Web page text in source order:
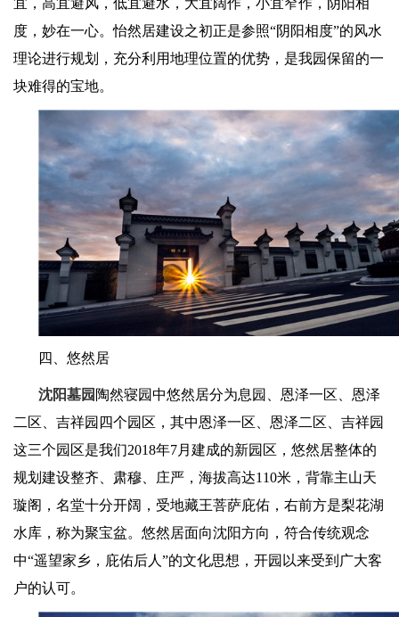
度，妙在一心。怡然居建设之初正是参照“阴阳相度”的风水
理论进行规划，充分利用地理位置的优势，是我园保留的一
块难得的宝地。
四、悠然居
沈阳墓园 陶然寝园中悠然居分为息园、恩泽一区、恩泽
二区、吉祥园四个园区，其中恩泽一区、恩泽二区、吉祥园
这三个园区是我们2018年7月建成的新园区，悠然居整体的
规划建设整齐、肃穆、庄严，海拔高达110米，背靠主山天
璇阁，名堂十分开阔，受地藏王菩萨庇佑，右前方是梨花湖
水库，称为聚宝盆。悠然居面向沈阳方向，符合传统观念
中“遥望家乡，庇佑后人 ”的文化思想，开园以来受到广大客
户的认可。